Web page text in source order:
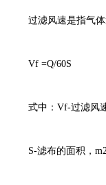
过滤风速是指气体
Vf =Q/60S
式中：Vf-过滤风速
S-滤布的面积，m2